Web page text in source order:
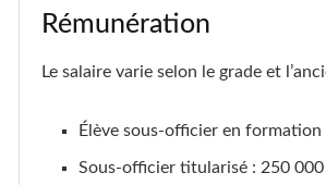
Rémunération
Le salaire varie selon le grade et
Élève sous-officier en
Sous-officier titularisé : 250